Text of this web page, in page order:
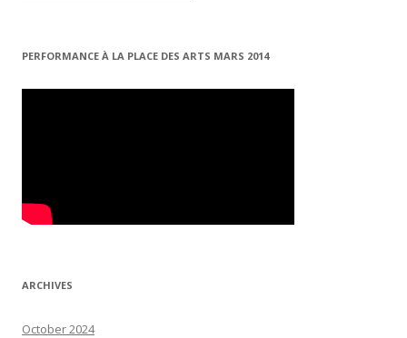
PERFORMANCE À LA PLACE DES ARTS MARS 2014
ARCHIVES
October 2024